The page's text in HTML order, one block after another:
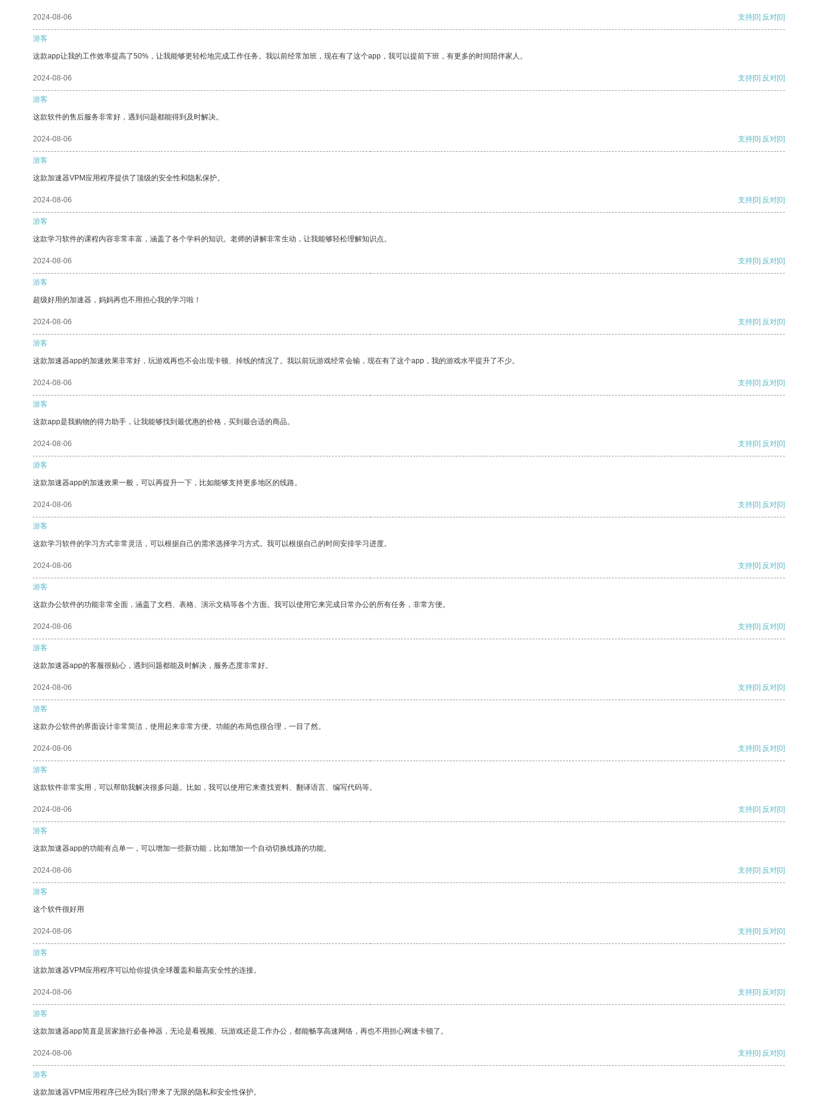
2024-08-06 支持[0] 反对[0]
游客
这款app让我的工作效率提高了50%，让我能够更轻松地完成工作任务。我以前经常加班，现在有了这个app，我可以提前下班，有更多的时间陪伴家人。
2024-08-06 支持[0] 反对[0]
游客
这款软件的售后服务非常好，遇到问题都能得到及时解决。
2024-08-06 支持[0] 反对[0]
游客
这款加速器VPM应用程序提供了顶级的安全性和隐私保护。
2024-08-06 支持[0] 反对[0]
游客
这款学习软件的课程内容非常丰富，涵盖了各个学科的知识。老师的讲解非常生动，让我能够轻松理解知识点。
2024-08-06 支持[0] 反对[0]
游客
超级好用的加速器，妈妈再也不用担心我的学习啦！
2024-08-06 支持[0] 反对[0]
游客
这款加速器app的加速效果非常好，玩游戏再也不会出现卡顿、掉线的情况了。我以前玩游戏经常会输，现在有了这个app，我的游戏水平提升了不少。
2024-08-06 支持[0] 反对[0]
游客
这款app是我购物的得力助手，让我能够找到最优惠的价格，买到最合适的商品。
2024-08-06 支持[0] 反对[0]
游客
这款加速器app的加速效果一般，可以再提升一下，比如能够支持更多地区的线路。
2024-08-06 支持[0] 反对[0]
游客
这款学习软件的学习方式非常灵活，可以根据自己的需求选择学习方式。我可以根据自己的时间安排学习进度。
2024-08-06 支持[0] 反对[0]
游客
这款办公软件的功能非常全面，涵盖了文档、表格、演示文稿等各个方面。我可以使用它来完成日常办公的所有任务，非常方便。
2024-08-06 支持[0] 反对[0]
游客
这款加速器app的客服很贴心，遇到问题都能及时解决，服务态度非常好。
2024-08-06 支持[0] 反对[0]
游客
这款办公软件的界面设计非常简洁，使用起来非常方便。功能的布局也很合理，一目了然。
2024-08-06 支持[0] 反对[0]
游客
这款软件非常实用，可以帮助我解决很多问题。比如，我可以使用它来查找资料、翻译语言、编写代码等。
2024-08-06 支持[0] 反对[0]
游客
这款加速器app的功能有点单一，可以增加一些新功能，比如增加一个自动切换线路的功能。
2024-08-06 支持[0] 反对[0]
游客
这个软件很好用
2024-08-06 支持[0] 反对[0]
游客
这款加速器VPM应用程序可以给你提供全球覆盖和最高安全性的连接。
2024-08-06 支持[0] 反对[0]
游客
这款加速器app简直是居家旅行必备神器，无论是看视频、玩游戏还是工作办公，都能畅享高速网络，再也不用担心网速卡顿了。
2024-08-06 支持[0] 反对[0]
游客
这款加速器VPM应用程序已经为我们带来了无限的隐私和安全性保护。